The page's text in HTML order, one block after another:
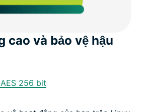
cao và bảo vệ hậu
256 bit